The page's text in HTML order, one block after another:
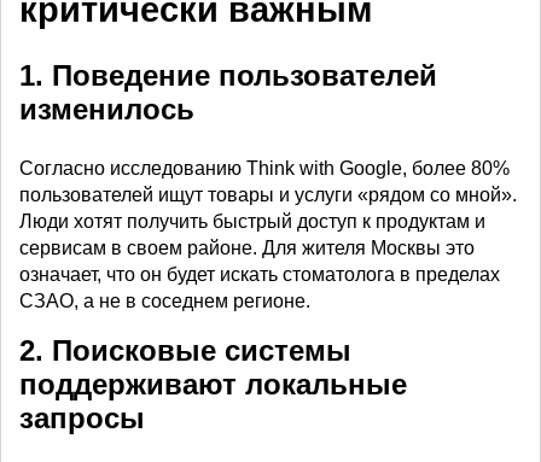
критически важным
1. Поведение пользователей
изменилось
Согласно исследованию Think with Google, более 80%
пользователей ищут товары и услуги «рядом со мной».
Люди хотят получить быстрый доступ к продуктам и
сервисам в своем районе. Для жителя Москвы это
означает, что он будет искать стоматолога в пределах
СЗАО, а не в соседнем регионе.
2. Поисковые системы
поддерживают локальные
запросы